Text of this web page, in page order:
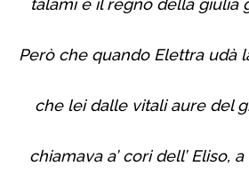
Però che quando Elettra udà­
che lei dalle vitali aure del
chiamava a’ cori dell’ Eliso,